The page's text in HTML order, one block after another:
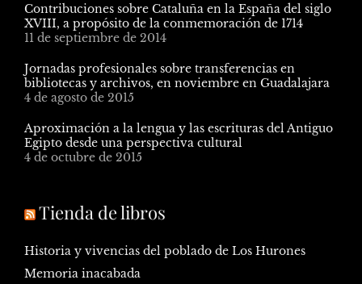
Contribuciones sobre Cataluña en la España del siglo
XVIII, a propósito de la conmemoración de 1714
11 de septiembre de 2014
Jornadas profesionales sobre transferencias en
bibliotecas y archivos, en noviembre en Guadalajara
4 de agosto de 2015
Aproximación a la lengua y las escrituras del Antiguo
Egipto desde una perspectiva cultural
4 de octubre de 2015
Tienda de libros
Historia y vivencias del poblado de Los Hurones
Memoria inacabada